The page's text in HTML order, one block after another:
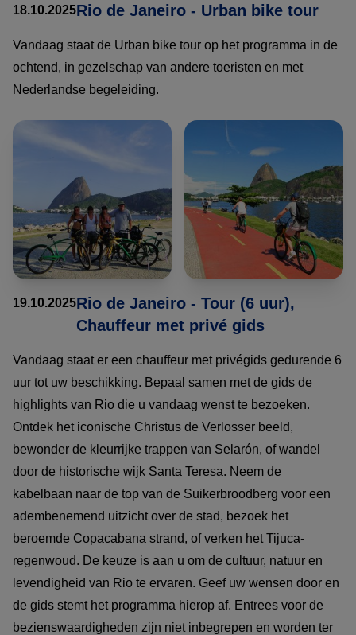
18.10.2025Rio de Janeiro - Urban bike tour
Vandaag staat de Urban bike tour op het programma in de
ochtend, in gezelschap van andere toeristen en met
Nederlandse begeleiding.
19.10.2025Rio de Janeiro - Tour (6 uur),
Chauffeur met privé gids
Vandaag staat er een chauffeur met privégids gedurende 6
uur tot uw beschikking. Bepaal samen met de gids de
highlights van Rio die u vandaag wenst te bezoeken.
Ontdek het iconische Christus de Verlosser beeld,
bewonder de kleurrijke trappen van Selarón, of wandel
door de historische wijk Santa Teresa. Neem de
kabelbaan naar de top van de Suikerbroodberg voor een
adembenemend uitzicht over de stad, bezoek het
beroemde Copacabana strand, of verken het Tijuca-
regenwoud. De keuze is aan u om de cultuur, natuur en
levendigheid van Rio te ervaren. Geef uw wensen door en
de gids stemt het programma hierop af. Entrees voor de
bezienswaardigheden zijn niet inbegrepen en worden ter